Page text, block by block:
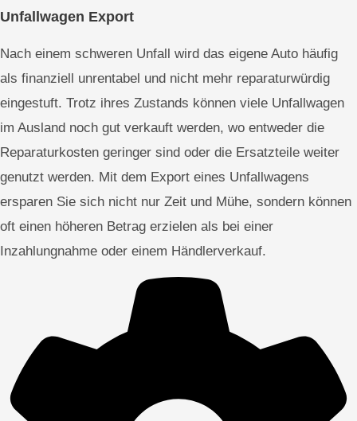
Unfallwagen Export
Nach einem schweren Unfall wird das eigene Auto häufig
als finanziell unrentabel und nicht mehr reparaturwürdig
eingestuft. Trotz ihres Zustands können viele Unfallwagen
im Ausland noch gut verkauft werden, wo entweder die
Reparaturkosten geringer sind oder die Ersatzteile weiter
genutzt werden. Mit dem Export eines Unfallwagens
ersparen Sie sich nicht nur Zeit und Mühe, sondern können
oft einen höheren Betrag erzielen als bei einer
Inzahlungnahme oder einem Händlerverkauf.